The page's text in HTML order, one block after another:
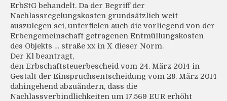
ErbStG behandelt. Da der Begriff der
Nachlassregelungskosten grundsätzlich weit
auszulegen sei, unterfielen auch die vorliegend von der
Erbengemeinschaft getragenen Entmüllungskosten
des Objekts … straße xx in X dieser Norm.
Der Kl beantragt,
den Erbschaftsteuerbescheid vom 24. März 2014 in
Gestalt der Einspruchsentscheidung vom 28. März 2014
dahingehend abzuändern, dass die
Nachlassverbindlichkeiten um 17.569 EUR erhöht